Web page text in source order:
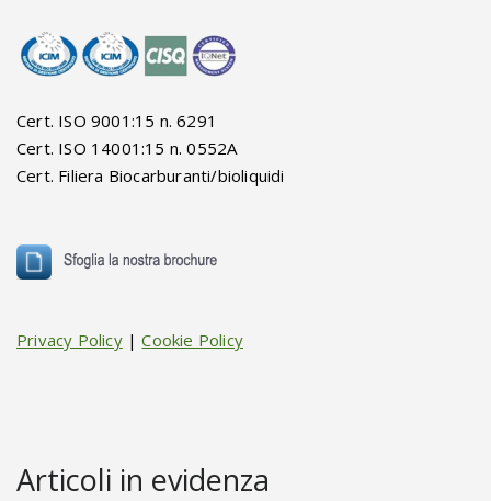
Cert. ISO 9001:15 n. 6291
Cert. ISO 14001:15 n. 0552A
Cert. Filiera Biocarburanti/bioliquidi
Privacy Policy|Cookie Policy
Articoli in evidenza